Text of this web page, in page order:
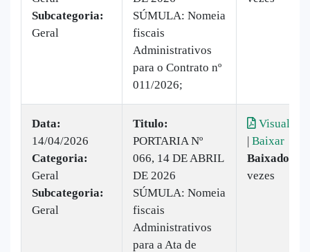
Subcategoria:
Geral
SÚMULA: Nomeia
fiscais
Administrativos
para o Contrato nº
011/2026;
Data:
14/04/2026
Categoria:
Geral
Subcategoria:
Geral
Titulo:
PORTARIA Nº
066, 14 DE ABRIL
DE 2026
SÚMULA: Nomeia
fiscais
Administrativos
para a Ata de
Visualizar
| Baixar
Baixado:
vezes